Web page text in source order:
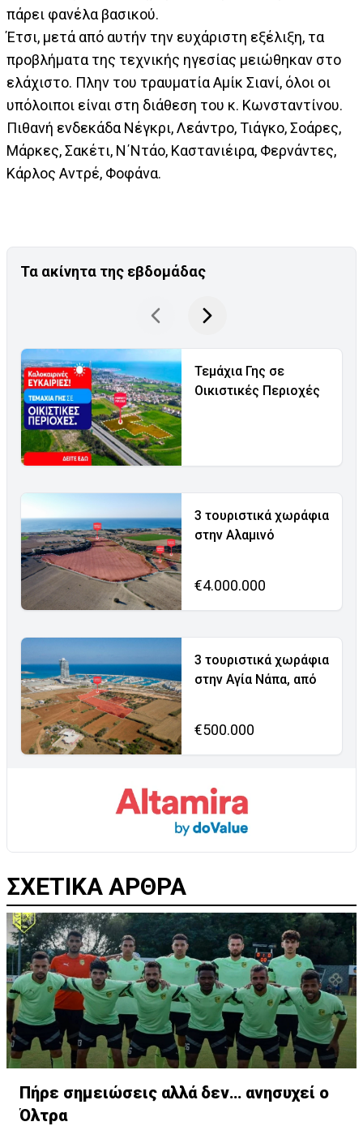
πάρει φανέλα βασικού.
Έτσι, μετά από αυτήν την ευχάριστη εξέλιξη, τα
προβλήματα της τεχνικής ηγεσίας μειώθηκαν στο
ελάχιστο. Πλην του τραυματία Αμίκ Σιανί, όλοι οι
υπόλοιποι είναι στη διάθεση του κ. Κωνσταντίνου.
Πιθανή ενδεκάδα Νέγκρι, Λεάντρο, Τιάγκο, Σοάρες,
Μάρκες, Σακέτι, Ν΄Ντάο, Καστανιέιρα, Φερνάντες,
Κάρλος Αντρέ, Φοφάνα.
Τα ακίνητα της εβδομάδας
Τεμάχια Γης σε
Οικιστικές Περιοχές
3 τουριστικά χωράφια
στην Αλαμινό
€4.000.000
3 τουριστικά χωράφια
στην Αγία Νάπα, από
€500.000
ΣΧΕΤΙΚΑ ΑΡΘΡΑ
Πήρε σημειώσεις αλλά δεν… ανησυχεί ο
Όλτρα